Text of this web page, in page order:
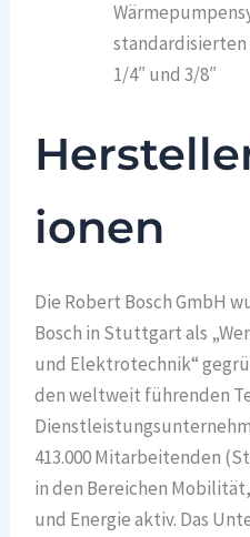
standardisierten
1/4″ und 3/8″
ionen
Die Robert Bosch GmbH
Bosch in Stuttgart als
und Elektrotechnik“
den weltweit führenden
413.000 Mitarbeitenden
in den Bereichen
und Energie aktiv. Das